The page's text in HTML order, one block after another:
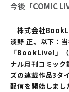
今後「COMIC
株式会社
淡野 正、以下：
「BookLive!」（
ナル月刊コミッ
ズの連載作品3タ
配信を開始しまし